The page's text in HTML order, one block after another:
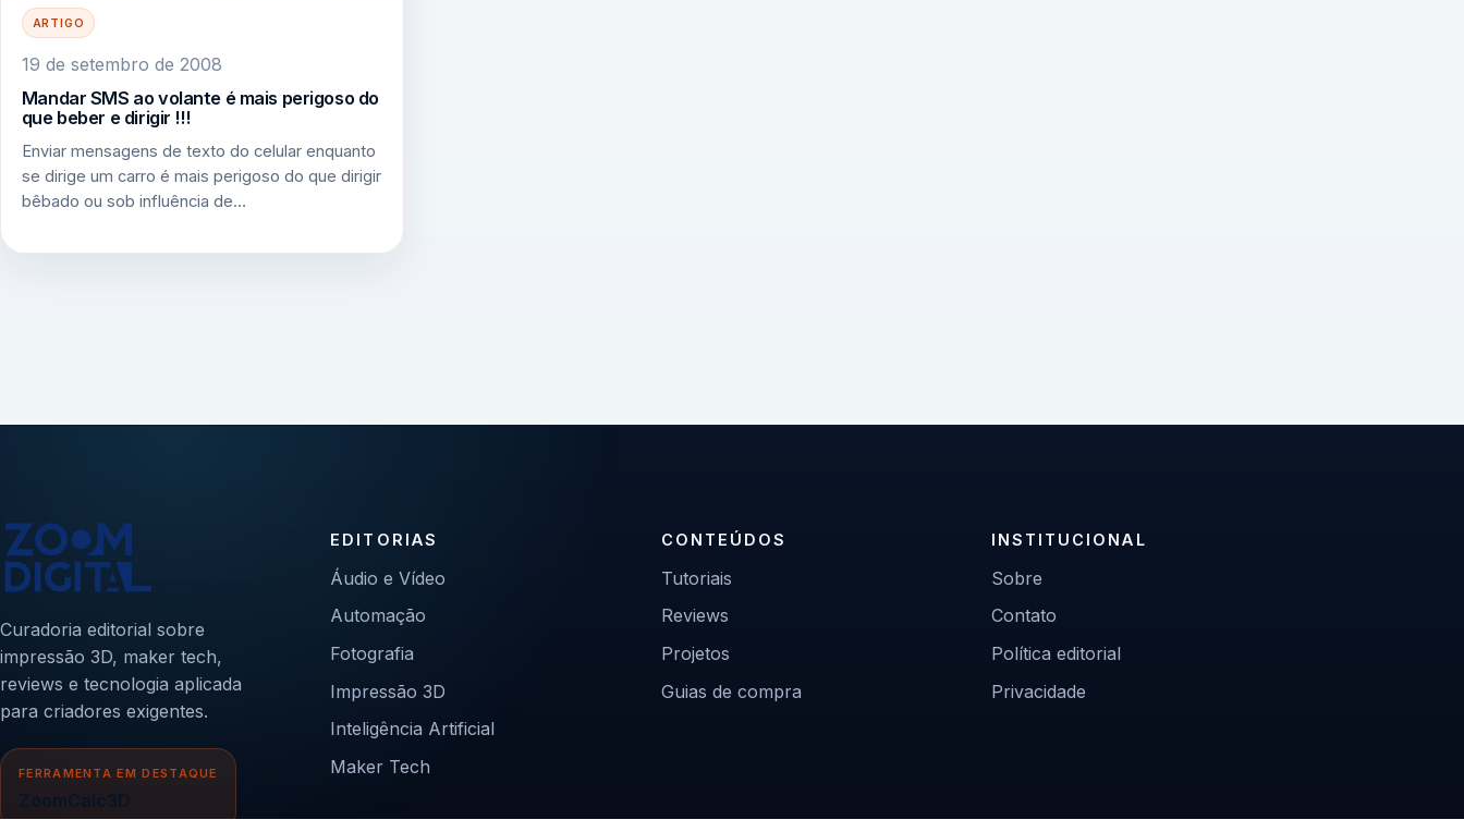
ARTIGO
19 de setembro de 2008
Mandar SMS ao volante é mais perigoso do
que beber e dirigir !!!
Enviar mensagens de texto do celular enquanto
se dirige um carro é mais perigoso do que dirigir
bêbado ou sob influência de…
Curadoria editorial sobre
impressão 3D, maker tech,
reviews e tecnologia aplicada
para criadores exigentes.
FERRAMENTA EM DESTAQUE
ZoomCalc3D
EDITORIAS
Áudio e Vídeo
Automação
Fotografia
Impressão 3D
Inteligência Artificial
Maker Tech
CONTEÚDOS
Tutoriais
Reviews
Projetos
Guias de compra
INSTITUCIONAL
Sobre
Contato
Política editorial
Privacidade